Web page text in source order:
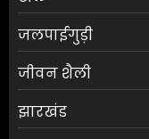
जलपाईगुड़ी
जीवन शैली
झारखंड